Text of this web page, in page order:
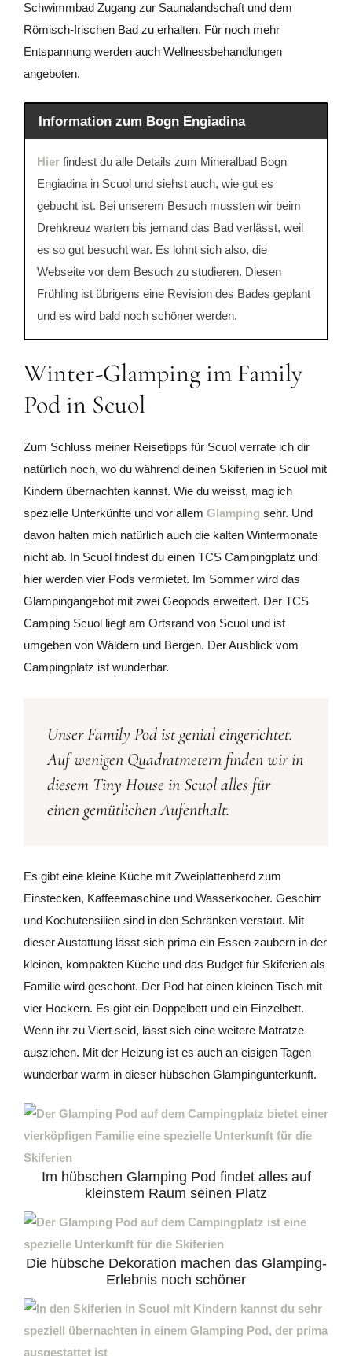
Schwimmbad Zugang zur Saunalandschaft und dem
Römisch-Irischen Bad zu erhalten. Für noch mehr
Entspannung werden auch Wellnessbehandlungen
angeboten.
Information zum Bogn Engiadina
Hier findest du alle Details zum Mineralbad Bogn
Engiadina in Scuol und siehst auch, wie gut es
gebucht ist. Bei unserem Besuch mussten wir beim
Drehkreuz warten bis jemand das Bad verlässt, weil
es so gut besucht war. Es lohnt sich also, die
Webseite vor dem Besuch zu studieren. Diesen
Frühling ist übrigens eine Revision des Bades geplant
und es wird bald noch schöner werden.
Winter-Glamping im Family
Pod in Scuol
Zum Schluss meiner Reisetipps für Scuol verrate ich dir
natürlich noch, wo du während deinen Skiferien in Scuol mit
Kindern übernachten kannst. Wie du weisst, mag ich
spezielle Unterkünfte und vor allem Glamping sehr. Und
davon halten mich natürlich auch die kalten Wintermonate
nicht ab. In Scuol findest du einen TCS Campingplatz und
hier werden vier Pods vermietet. Im Sommer wird das
Glampingangebot mit zwei Geopods erweitert. Der TCS
Camping Scuol liegt am Ortsrand von Scuol und ist
umgeben von Wäldern und Bergen. Der Ausblick vom
Campingplatz ist wunderbar.
Unser Family Pod ist genial eingerichtet.
Auf wenigen Quadratmetern finden wir in
diesem Tiny House in Scuol alles für
einen gemütlichen Aufenthalt.
Es gibt eine kleine Küche mit Zweiplattenherd zum
Einstecken, Kaffeemaschine und Wasserkocher. Geschirr
und Kochutensilien sind in den Schränken verstaut. Mit
dieser Austattung lässt sich prima ein Essen zaubern in der
kleinen, kompakten Küche und das Budget für Skiferien als
Familie wird geschont. Der Pod hat einen kleinen Tisch mit
vier Hockern. Es gibt ein Doppelbett und ein Einzelbett.
Wenn ihr zu Viert seid, lässt sich eine weitere Matratze
ausziehen. Mit der Heizung ist es auch an eisigen Tagen
wunderbar warm in dieser hübschen Glampingunterkunft.
Im hübschen Glamping Pod findet alles auf
kleinstem Raum seinen Platz
Die hübsche Dekoration machen das Glamping-
Erlebnis noch schöner